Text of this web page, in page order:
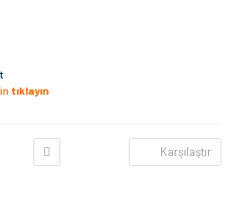
tıklayın
Karşılaştır